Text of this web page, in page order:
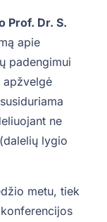
Prof. Dr. S.
apie
padengimui
apžvelgė
ne
lygio
metu, tiek